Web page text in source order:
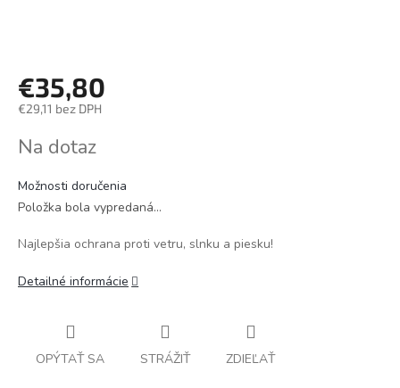
€35,80
€29,11 bez DPH
cena:
Na dotaz
Možnosti doručenia
Položka bola vypredaná…
Najlepšia ochrana proti vetru, slnku a piesku!
Detailné informácie
OPÝTAŤ SA STRÁŽIŤ ZDIEĽAŤ